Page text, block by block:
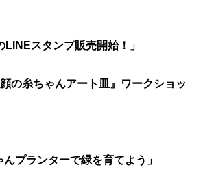
LINEスタンプ販売開始！」
の糸ちゃんアート皿』ワークショッ
プランターで緑を育てよう」